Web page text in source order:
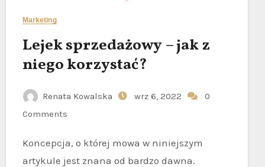
Marketing
Lejek sprzedażowy – jak z
niego korzystać?
Renata Kowalska wrz 6, 2022
0
Comments
Koncepcja, o której mowa w niniejszym
artykule jest znana od bardzo dawna.